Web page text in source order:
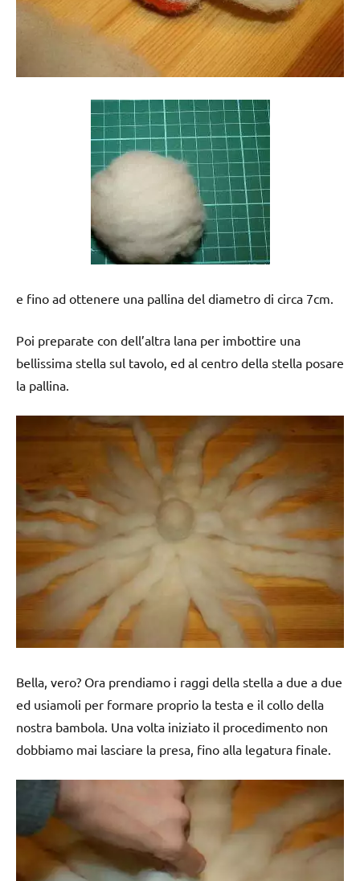
e fino ad ottenere una pallina del diametro di circa 7cm.
Poi preparate con dell’altra lana per imbottire una
bellissima stella sul tavolo, ed al centro della stella posare
la pallina.
Bella, vero? Ora prendiamo i raggi della stella a due a due
ed usiamoli per formare proprio la testa e il collo della
nostra bambola. Una volta iniziato il procedimento non
dobbiamo mai lasciare la presa, fino alla legatura finale.